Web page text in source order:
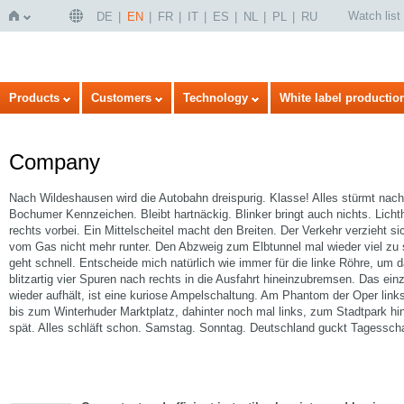
Home
DE EN FR IT ES NL PL RU Watch list
Products Customers Technology White label
Company
Nach Wildeshausen wird die Autobahn dreispurig. Klasse! Alles stürmt
Bochumer Kennzeichen. Bleibt hartnäckig. Blinker bringt auch nichts.
rechts vorbei. Ein Mittelscheitel macht den Breiten. Der Verkehr verzieht
vom Gas nicht mehr runter. Den Abzweig zum Elbtunnel mal wieder viel
geht schnell. Entscheide mich natürlich wie immer für die linke Röhre, um
blitzartig vier Spuren nach rechts in die Ausfahrt hineinzubremsen. Das
wieder aufhält, ist eine kuriose Ampelschaltung. Am Phantom der Oper
bis zum Winterhuder Marktplatz, dahinter noch mal links, zum Stadtpark
spät. Alles schläft schon. Samstag. Sonntag. Deutschland guckt